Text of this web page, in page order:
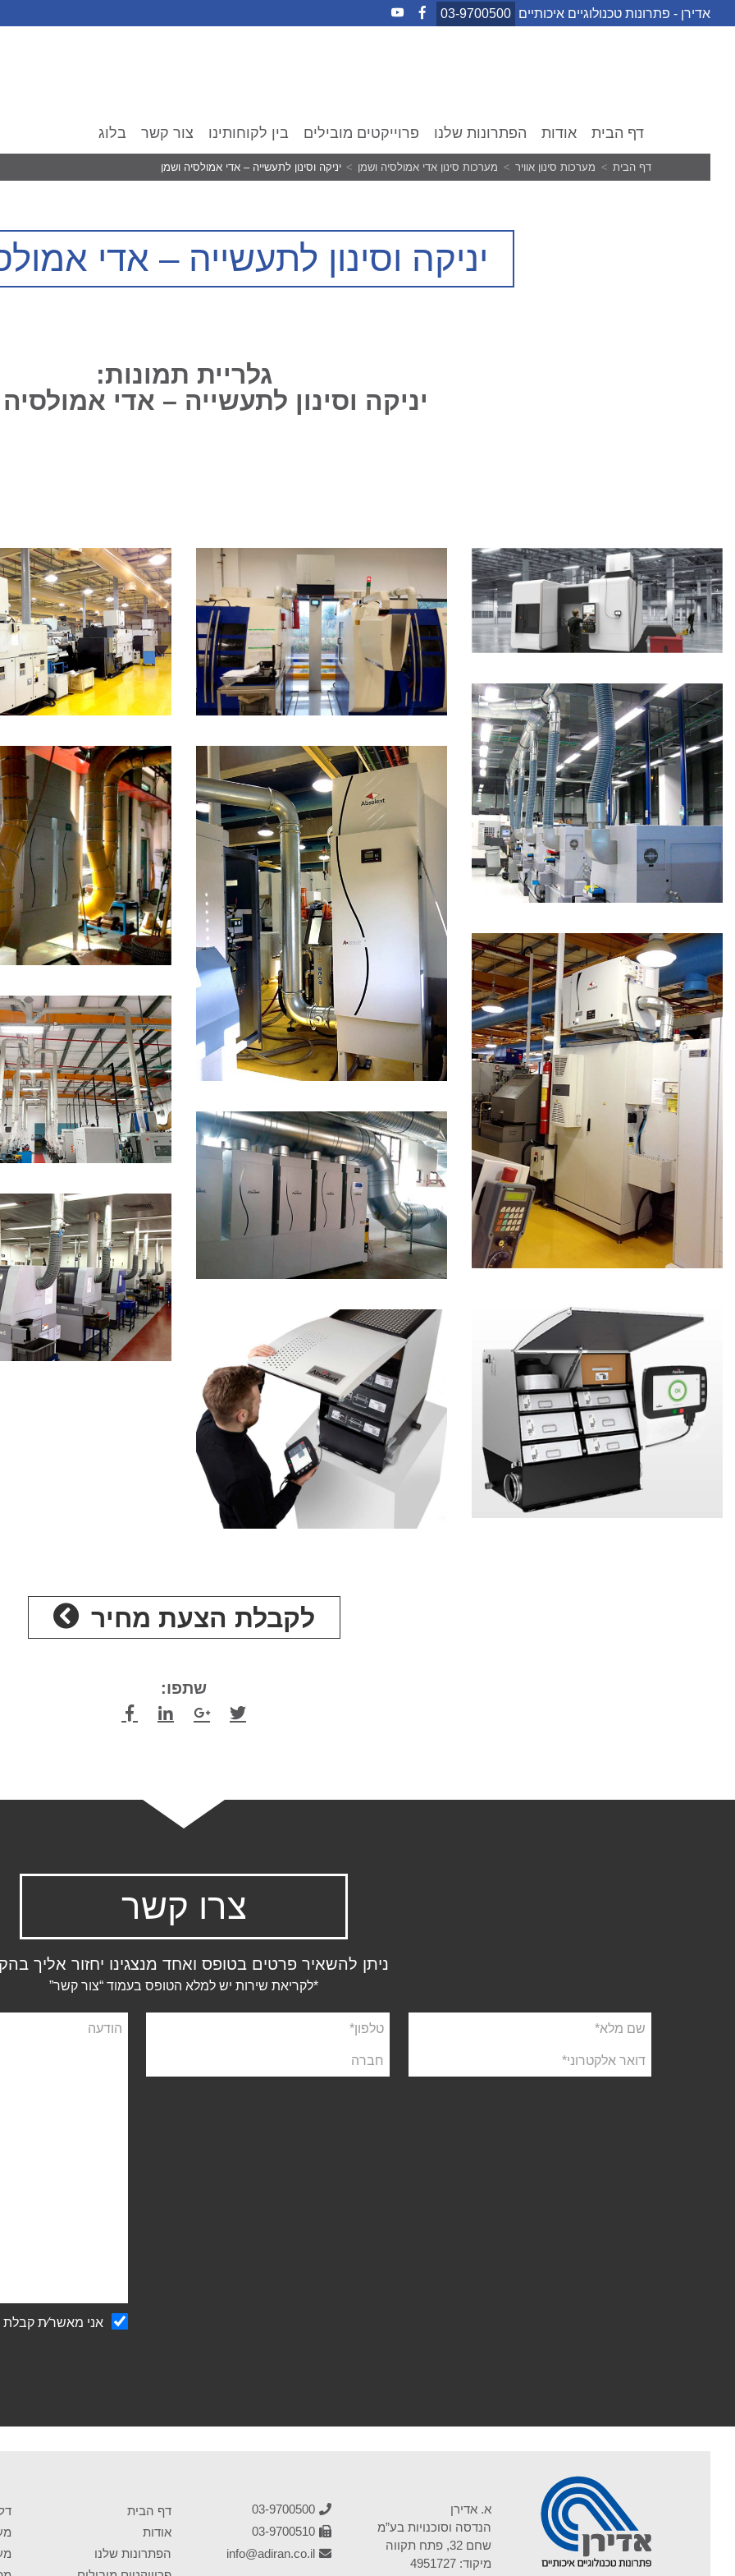
Skip
to
אדירן - פתרונות טכנולוגיים איכותיים 03-9700500
דף הבית אודות הפתרונות שלנו פרוייקטים מובילים בין לקוחותינו צור קשר בלוג
דף הבית מערכות סינון אוויר מערכות סינון אדי אמולסיה ושמן יניקה וסינון לתעשייה – אדי אמולסיה ושמן
יניקה וסינון לתעשייה – אדי
גלריית תמונות:
יניקה וסינון לתעשייה – אדי
לקבלת הצעת מחיר
שתפו:
צרו קשר
ניתן להשאיר פרטים בטופס ואחד מנצגינו יחזור אליך
*לקריאת שירות יש למלא הטופס בעמוד “צור קשר”
טלפון
הודעהאני מאשר∕ת קבלת
א. אדירן
הנדסה וסוכנויות בע”מ
שחם 32, פתח תקווה
מיקוד: 4951727
03-9700500
03-9700510
info@adiran.co.il
דף הבית
אודות
הפתרונות שלנו